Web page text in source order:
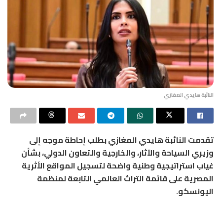
النائبة هايدي المغازي
تقدمت النائبة هايدي المغازي بطلب إحاطة موجه إلى
وزيري السياحة والآثار، والخارجية والتعاون الدولي، بشأن
غياب استراتيجية وطنية واضحة لتسجيل المواقع الأثرية
المصرية على قائمة التراث العالمي التابعة لمنظمة
اليونسكو.